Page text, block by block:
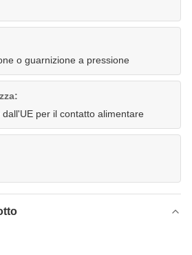
o guarnizione a pressione
per il contatto alimentare